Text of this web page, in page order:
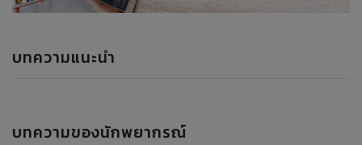
บทความแนะนำ
บทความของนักพยากรณ์